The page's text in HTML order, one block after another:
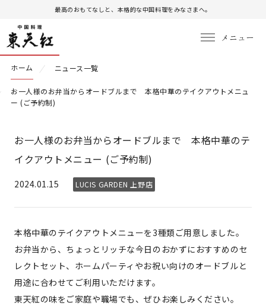
最高のおもてなしと、本格的な中国料理をみなさまへ。
ホーム ニュース一覧
お一人様のお弁当からオードブルまで 本格中華のテイクアウトメニュ
ー (ご予約制)
お一人様のお弁当からオードブルまで 本格中華のテ
イクアウトメニュー (ご予約制)
2024.01.15 LUCIS GARDEN 上野店
本格中華のテイクアウトメニューを3種類ご用意しました。
お弁当から、ちょっとリッチな今日のおかずにおすすめのセ
レクトセット、ホームパーティやお祝い向けのオードブルと
用途に合わせてご利用いただけます。
東天紅の味をご家庭や職場でも、ぜひお楽しみください。